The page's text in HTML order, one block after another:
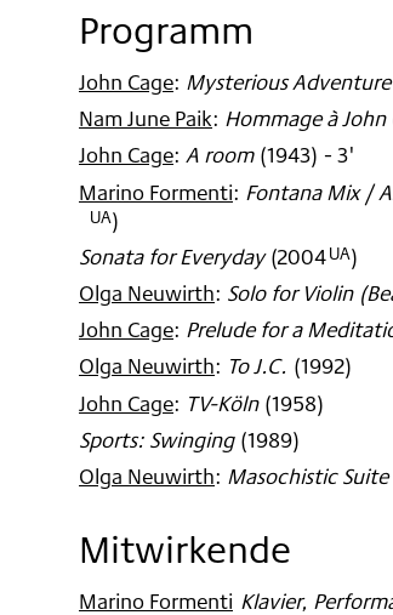
Programm
John Cage: Mysterious Adventure
Nam June Paik: Hommage à
John Cage: A room (1943) - 3'
Marino Formenti: Fontana Mix /
UA)
Sonata for Everyday (2004UA)
Olga Neuwirth: Solo for Violin
John Cage: Prelude for a
Olga Neuwirth: To J.C. (1992)
John Cage: TV-Köln (1958)
Sports: Swinging (1989)
Olga Neuwirth: Masochistic Suite
Mitwirkende
Marino Formenti: Klavier,